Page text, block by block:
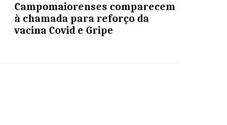
Campomaiorenses comparecem
à chamada para reforço da
vacina Covid e Gripe